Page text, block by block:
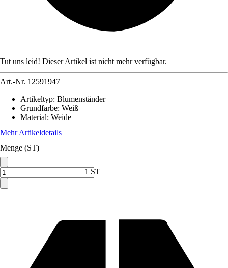
Tut uns leid! Dieser Artikel ist nicht mehr verfügbar.
Art.-Nr. 12591947
Artikeltyp: Blumenständer
Grundfarbe: Weiß
Material: Weide
Mehr Artikeldetails
Menge (ST)
1 ST